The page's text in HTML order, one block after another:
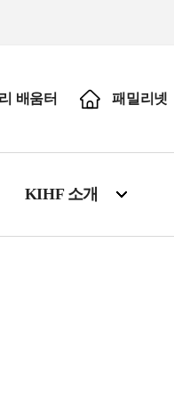
배움터 패밀리넷
KIHF 소개